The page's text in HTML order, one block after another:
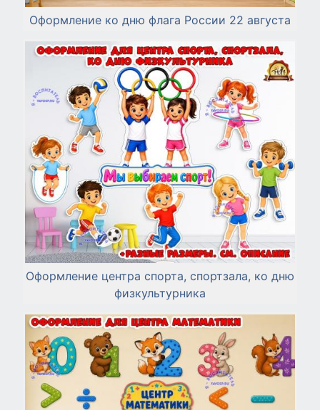
Оформление ко дню флага России 22 августа
Оформление центра спорта, спортзала, ко дню
физкультурника